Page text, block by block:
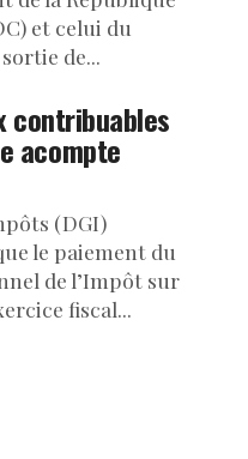
et celui du
de...
contribuables
acompte
(DGI)
le paiement du
de l’Impôt sur
fiscal...